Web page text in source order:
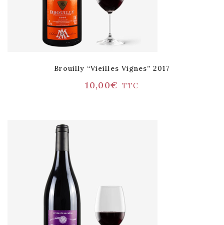
Brouilly “Vieilles Vignes” 2017
10,00€ TTC